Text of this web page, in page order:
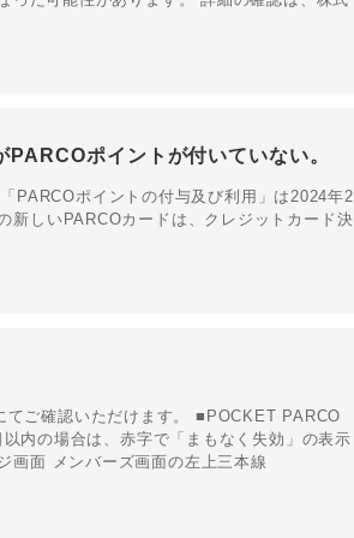
ポイントが付いていない。
PARCOポイントの付与及び利用」は2024年2
新しいPARCOカードは、クレジットカード決
ご確認いただけます。 ■POCKET PARCO
内の場合は、赤字で「まもなく失効」の表示
画面 メンバーズ画面の左上三本線